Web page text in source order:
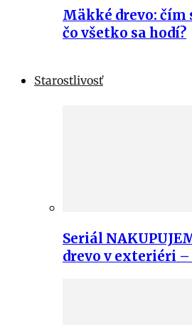
Mäkké drevo: čím
čo všetko sa hodí?
Starostlivosť
Seriál
drevo v exteriéri –